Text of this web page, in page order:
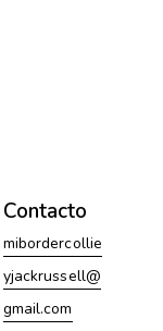
Contacto
mibordercollie
yjackrussell@
gmail.com